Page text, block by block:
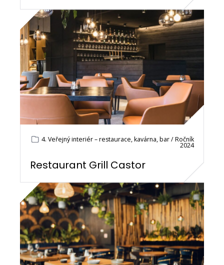
4. Veřejný interiér – restaurace, kavárna, bar / Ročník
2024
Restaurant Grill Castor